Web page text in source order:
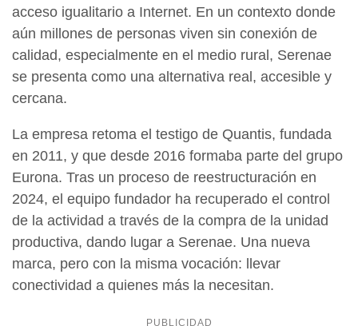
acceso igualitario a Internet. En un contexto donde
aún millones de personas viven sin conexión de
calidad, especialmente en el medio rural, Serenae
se presenta como una alternativa real, accesible y
cercana.
La empresa retoma el testigo de Quantis, fundada
en 2011, y que desde 2016 formaba parte del grupo
Eurona. Tras un proceso de reestructuración en
2024, el equipo fundador ha recuperado el control
de la actividad a través de la compra de la unidad
productiva, dando lugar a Serenae. Una nueva
marca, pero con la misma vocación: llevar
conectividad a quienes más la necesitan.